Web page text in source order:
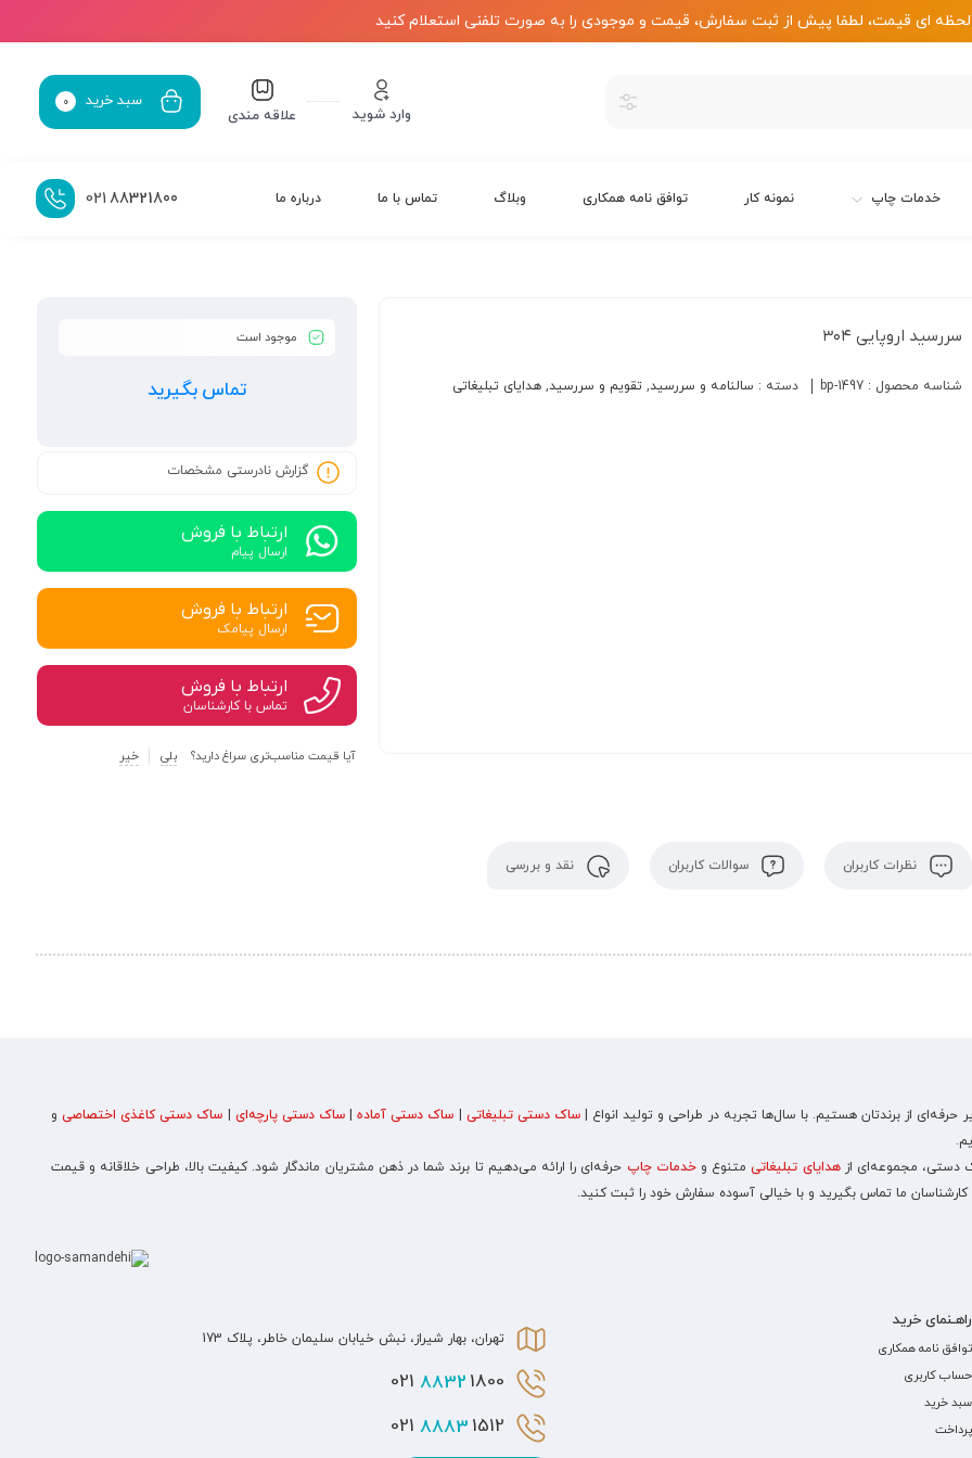
لحظه ای قیمت، لطفا پیش از ثبت سفارش، قیمت و موجودی را به صورت تلفنی استعلام کنید
وارد شوید علاقه مندی
سبد خرید 0
خدمات چاپ نمونه کار توافق نامه همکاری وبلاگ تماس با ما درباره ما 88321800
021
سررسید اروپایی ۳۰۴
شناسه محصول : bp-1497 دسته : سالنامه و سررسید, تقویم و سررسید, هدایای تبلیغاتی
موجود است
تماس بگیرید
گزارش نادرستی مشخصات
ارتباط با فروش
ارسال پیام
ارتباط با فروش
ارسال پیامک
ارتباط با فروش
تماس با کارشناسان
آیا قیمت مناسب‌تری سراغ دارید؟ بلی خیر
نظرات کاربران سوالات کاربران نقد و بررسی
از برندتان هستیم. با سال‌ها تجربه در طراحی و تولید انواع |ساک دستی تبلیغاتی ساک دستی آماده|ساک دستی پارچه‌ای ساک دستی کاغذی اختصاصیو
دستی، مجموعه‌ای ازهدایای تبلیغاتیمتنوع وخدمات چاپ حرفه‌ای را ارائه می‌دهیم تا برند شما در ذهن مشتریان ماندگار شود. کیفیت بالا، طراحی خلاقانه و قیمت
ما تماس بگیرید و با خیالی آسوده سفارش خود را ثبت کنید.
راهـنمای خرید
توافق نامه همکاری
حساب کاربری
سبد خرید
پرداخت
تهران، بهار شیراز، نبش خیابان سلیمان خاطر، پلاک 173
8832 1800 021
8883 1512 021